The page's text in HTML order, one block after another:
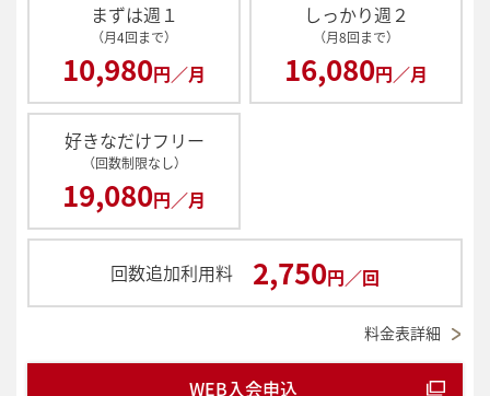
まずは週１
（月4回まで）
10,980円／月
しっかり週２
（月8回まで）
16,080円／月
好きなだけフリー
（回数制限なし）
19,080円／月
回数追加利用料 2,750円／回
料金表詳細
WEB入会申込